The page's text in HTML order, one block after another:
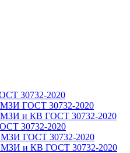
30732-2020
ГОСТ 30732-2020
и КВ ГОСТ 30732-2020
30732-2020
ГОСТ 30732-2020
и КВ ГОСТ 30732-2020